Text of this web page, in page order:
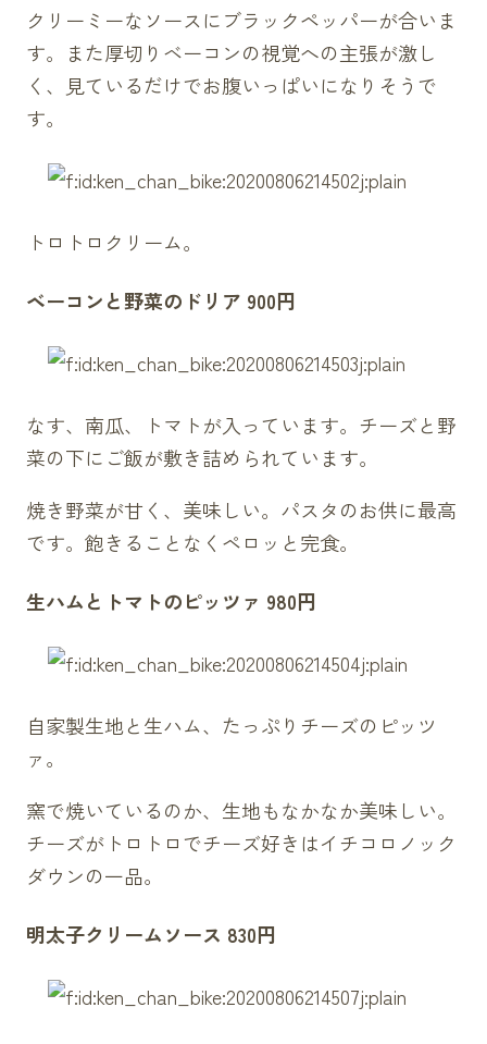
クリーミーなソースにブラックペッパーが合いま
す。また厚切りベーコンの視覚への主張が激し
く、見ているだけでお腹いっぱいになりそうで
す。
トロトロクリーム。
ベーコンと野菜のドリア 900円
なす、南瓜、トマトが入っています。チーズと野
菜の下にご飯が敷き詰められています。
焼き野菜が甘く、美味しい。パスタのお供に最高
です。飽きることなくペロッと完食。
生ハムとトマトのピッツァ 980円
自家製生地と生ハム、たっぷりチーズのピッツ
ァ。
窯で焼いているのか、生地もなかなか美味しい。
チーズがトロトロでチーズ好きはイチコロノック
ダウンの一品。
明太子クリームソース 830円